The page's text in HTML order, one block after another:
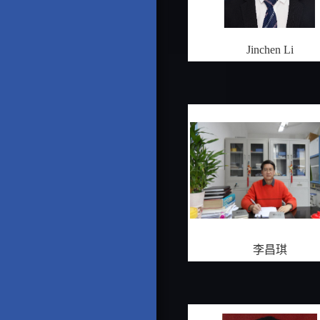
Jinchen Li
李昌琪